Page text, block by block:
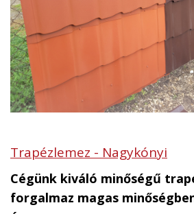
Trapézlemez - Nagykónyi
Cégünk kiváló minőségű
forgalmaz magas